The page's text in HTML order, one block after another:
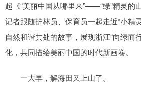
起《“美丽中国从哪里来”——“绿”精灵的
记者跟随护林员、保育员一起走近“小精
自然和谐共处的故事，展现浙江“向绿而
化，共同描绘美丽中国的时代新画卷。
一大早，解海田又上山了。